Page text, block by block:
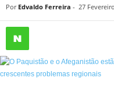
Por Edvaldo Ferreira - 27